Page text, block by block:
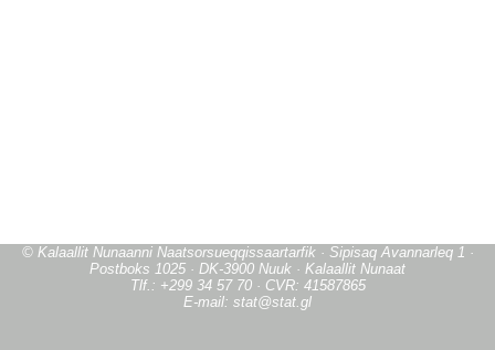
© Kalaallit Nunaanni Naatsorsueqqissaartarfik · Sipisaq Avannarleq 1 ·
Postboks 1025 · DK-3900 Nuuk · Kalaallit Nunaat
Tlf.: +299 34 57 70 · CVR: 41587865
E-mail: stat@stat.gl